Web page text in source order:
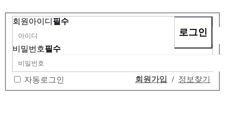
회원아이디 필수
비밀번호필수
자동로그인 회원가입 / 정보찾기